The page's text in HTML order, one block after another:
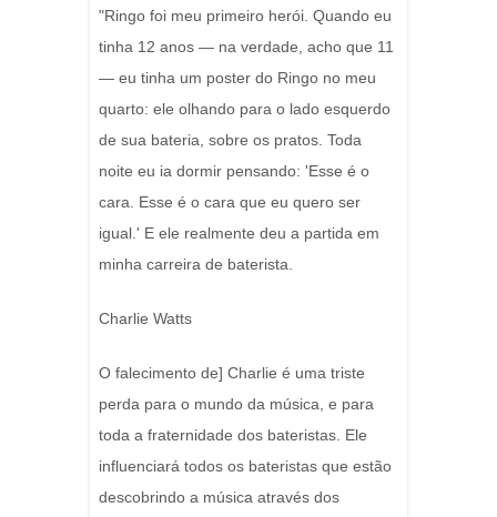
"Ringo foi meu primeiro herói. Quando eu
tinha 12 anos — na verdade, acho que 11
— eu tinha um poster do Ringo no meu
quarto: ele olhando para o lado esquerdo
de sua bateria, sobre os pratos. Toda
noite eu ia dormir pensando: 'Esse é o
cara. Esse é o cara que eu quero ser
igual.' E ele realmente deu a partida em
minha carreira de baterista.
Charlie Watts
O falecimento de] Charlie é uma triste
perda para o mundo da música, e para
toda a fraternidade dos bateristas. Ele
influenciará todos os bateristas que estão
descobrindo a música através dos